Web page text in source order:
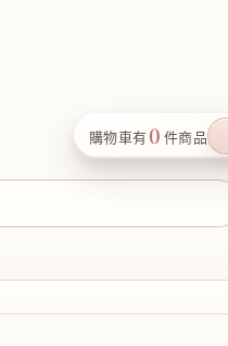
購物車有0 件商品